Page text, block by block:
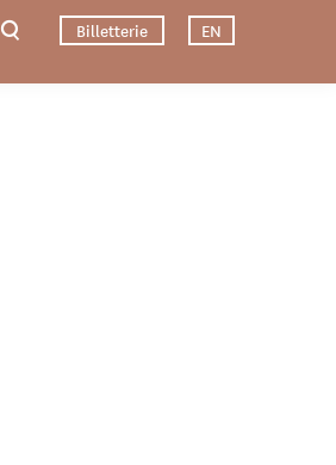
Billetterie EN